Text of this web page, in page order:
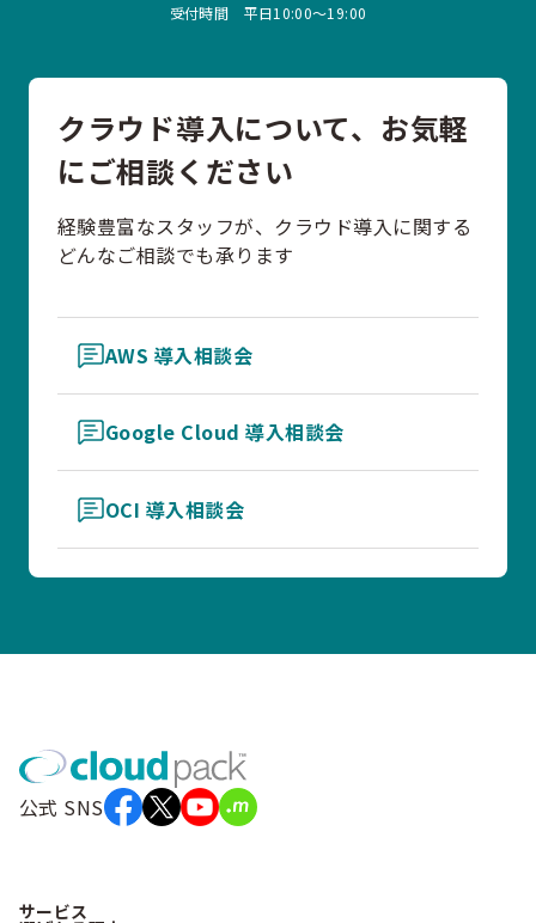
受付時間 平日10:00〜19:00
クラウド導入について、お気軽
にご相談ください
経験豊富なスタッフが、クラウド導入に関する
どんなご相談でも承ります
AWS 導入相談会
Google Cloud 導入相談会
OCI 導入相談会
公式 SNS
サービス